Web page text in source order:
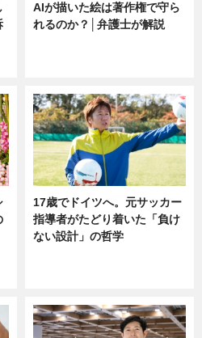
AIが描いた絵は著作権で守ら
れるのか？│弁護士が解説
17歳でドイツへ。元サッカー
指導者がたどり着いた「負け
ない設計」の哲学